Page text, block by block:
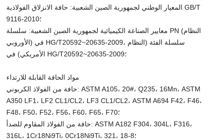
المعيار الوطني لجمهورية الصين الشعبية: حافة الانزلاق الفولاذية GB/T
9116-2010؛
معايير الصناعة الكيميائية لجمهورية الصين الشعبية: سلسلة PN (النظام
الأوروبي) في HG/T20592~20635-2009، سلسلة الفئة (النظام
الأمريكي) في HG/T20592~20635-2009؛
مواد الحافة القابلة للارتداء
حافة من الفولاذ الكربوني: ASTM A105، 20#، Q235، 16Mn، ASTM
A350 LF1، LF2 CL1/CL2، LF3 CL1/CL2، ASTM A694 F42، F46،
F48، F50، F52، F56، F60، F65، F70؛
حافة من الفولاذ المقاوم للصدأ: ASTM A182 F304، 304L، F316،
316L، 1Cr18Ni9Ti، 0Cr18Ni9Ti، 321، 18-8؛